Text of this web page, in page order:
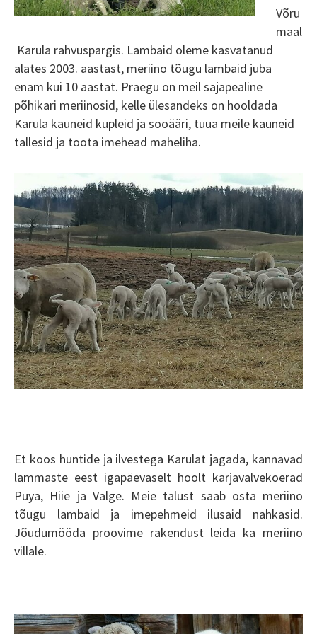
Võru
maal
Karula rahvuspargis. Lambaid oleme kasvatanud
alates 2003. aastast, meriino tõugu lambaid juba
enam kui 10 aastat. Praegu on meil sajapealine
põhikari meriinosid, kelle ülesandeks on hooldada
Karula kauneid kupleid ja sooääri, tuua meile kauneid
tallesid ja toota imehead maheliha.
Et koos huntide ja ilvestega Karulat jagada, kannavad
lammaste eest igapäevaselt hoolt karjavalvekoerad
Puya, Hiie ja Valge. Meie talust saab osta meriino
tõugu lambaid ja imepehmeid ilusaid nahkasid.
Jõudumööda proovime rakendust leida ka meriino
villale.